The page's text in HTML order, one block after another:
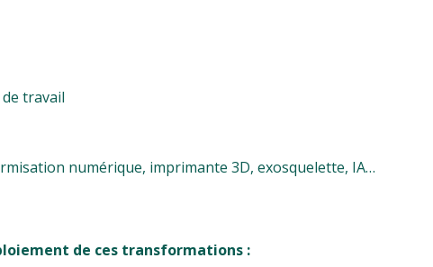
travail
numérique, imprimante 3D, exosquelette, IA…
de ces transformations :